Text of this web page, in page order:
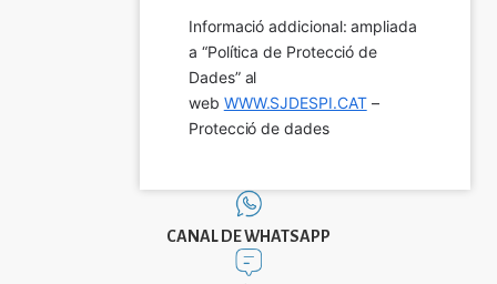
Informació addicional: ampliada
a “Política de Protecció de
Dades” al
web WWW.SJDESPI.CAT –
Protecció de dades
CANAL DE WHATSAPP